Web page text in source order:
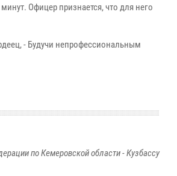
Офицер признается, что для него
- Будучи непрофессиональным
по Кемеровской области - Кузбассу